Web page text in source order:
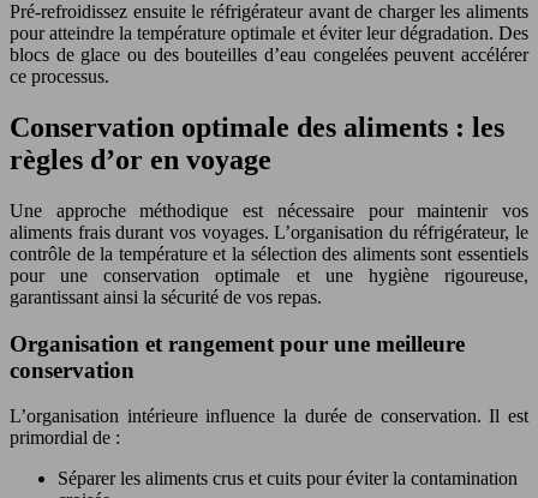
Pré-refroidissez ensuite le réfrigérateur avant de charger les aliments
pour atteindre la température optimale et éviter leur dégradation. Des
blocs de glace ou des bouteilles d’eau congelées peuvent accélérer
ce processus.
Conservation optimale des aliments : les
règles d’or en voyage
Une approche méthodique est nécessaire pour maintenir vos
aliments frais durant vos voyages. L’organisation du réfrigérateur, le
contrôle de la température et la sélection des aliments sont essentiels
pour une conservation optimale et une hygiène rigoureuse,
garantissant ainsi la sécurité de vos repas.
Organisation et rangement pour une meilleure
conservation
L’organisation intérieure influence la durée de conservation. Il est
primordial de :
Séparer les aliments crus et cuits pour éviter la contamination